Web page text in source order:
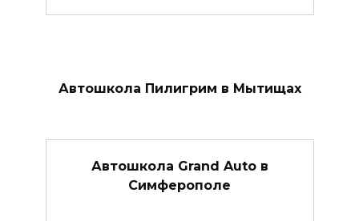
Автошкола Пилигрим в Мытищах
Автошкола Grand Auto в
Симферополе